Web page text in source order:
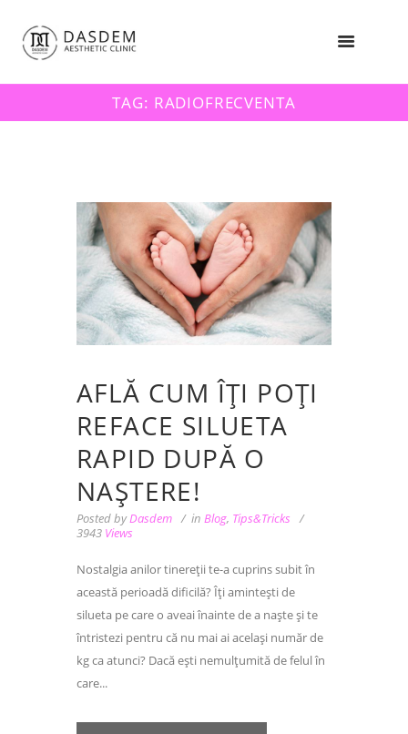
TAG: RADIOFRECVENTA
AFLĂ CUM ÎȚI POȚI
REFACE SILUETA
RAPID DUPĂ O
NAȘTERE!
Posted byDasdem in Blog, Tips&Tricks
3943 Views
Nostalgia anilor tinereții te-a cuprins subit în
această perioadă dificilă? Îți amintești de
silueta pe care o aveai înainte de a naște și te
întristezi pentru că nu mai ai același număr de
kg ca atunci? Dacă ești nemulțumită de felul în
care...